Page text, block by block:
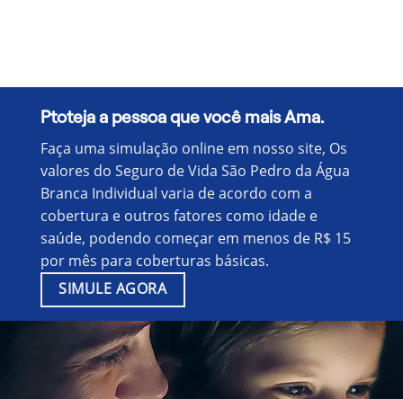
Ptoteja a pessoa que você mais Ama.
Faça uma simulação online em nosso site, Os
valores do Seguro de Vida São Pedro da Água
Branca Individual varia de acordo com a
cobertura e outros fatores como idade e
saúde, podendo começar em menos de R$ 15
por mês para coberturas básicas.
SIMULE AGORA